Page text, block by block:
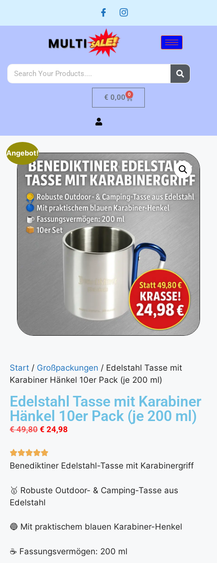
€ 0,00 0
Angebot!
Start / Großpackungen / Edelstahl Tasse mit
Karabiner Hänkel 10er Pack (je 200 ml)
Edelstahl Tasse mit Karabiner
Hänkel 10er Pack (je 200 ml)
€49,80 € 24,98
Benediktiner Edelstahl-Tasse mit Karabinergriff
🥇 Robuste Outdoor- & Camping-Tasse aus
Edelstahl
🔵 Mit praktischem blauen Karabiner-Henkel
☕ Fassungsvermögen: 200 ml